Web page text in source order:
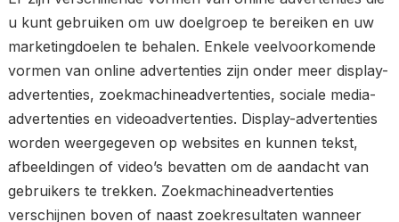
u kunt gebruiken om uw doelgroep te bereiken en uw
marketingdoelen te behalen. Enkele veelvoorkomende
vormen van online advertenties zijn onder meer display-
advertenties, zoekmachineadvertenties, sociale media-
advertenties en videoadvertenties. Display-advertenties
worden weergegeven op websites en kunnen tekst,
afbeeldingen of video’s bevatten om de aandacht van
gebruikers te trekken. Zoekmachineadvertenties
verschijnen boven of naast zoekresultaten wanneer